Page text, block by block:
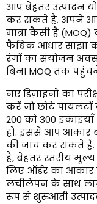
आप बेहतर उत्पादन
कर सकते हैं. अपने
मात्रा कैसी है
फैब्रिक आधार साझा
रंगों का संयोजन
बिना MOQ तक
नए डिज़ाइनों का
करें जो छोटे
200 को 300
हो. इससे आप आकार
की जांच कर सकते हैं.
है, बेहतर स्तरीय मूल्य
लिए ऑर्डर का आकार
लचीलेपन के साथ
रूप से शुरुआती